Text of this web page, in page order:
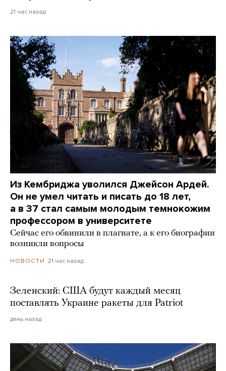
21 час назад
Из Кембриджа уволился Джейсон Ардей.
Он не умел читать и писать до 18 лет,
а в 37 стал самым молодым темнокожим
профессором в университете
Сейчас его обвинили в плагиате, а к его биографии
возникли вопросы
НОВОСТИ 21 час назад
Зеленский: США будут каждый месяц
поставлять Украине ракеты для Patriot
день назад